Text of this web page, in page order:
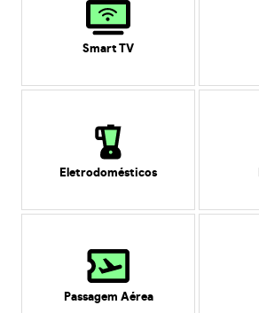
Smart TV
Eletrodomésticos
Passagem Aérea